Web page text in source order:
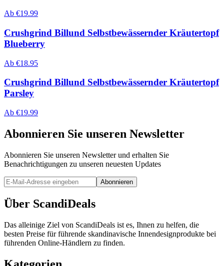
Ab €19.99
Crushgrind Billund Selbstbewässernder Kräutertopf
Blueberry
Ab €18.95
Crushgrind Billund Selbstbewässernder Kräutertopf
Parsley
Ab €19.99
Abonnieren Sie unseren Newsletter
Abonnieren Sie unseren Newsletter und erhalten Sie
Benachrichtigungen zu unseren neuesten Updates
Abonnieren
Über ScandiDeals
Das alleinige Ziel von ScandiDeals ist es, Ihnen zu helfen, die
besten Preise für führende skandinavische Innendesignprodukte bei
führenden Online-Händlern zu finden.